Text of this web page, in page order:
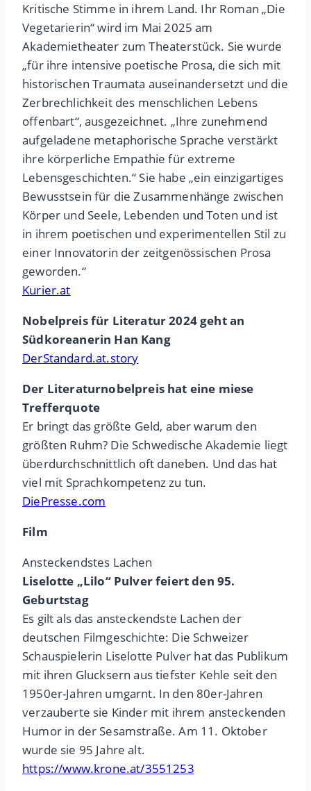
Kritische Stimme in ihrem Land. Ihr Roman „Die
Vegetarierin“ wird im Mai 2025 am
Akademietheater zum Theaterstück. Sie wurde
„für ihre intensive poetische Prosa, die sich mit
historischen Traumata auseinandersetzt und die
Zerbrechlichkeit des menschlichen Lebens
offenbart“, ausgezeichnet. „Ihre zunehmend
aufgeladene metaphorische Sprache verstärkt
ihre körperliche Empathie für extreme
Lebensgeschichten.“ Sie habe „ein einzigartiges
Bewusstsein für die Zusammenhänge zwischen
Körper und Seele, Lebenden und Toten und ist
in ihrem poetischen und experimentellen Stil zu
einer Innovatorin der zeitgenössischen Prosa
geworden.“
Kurier.at
Nobelpreis für Literatur 2024 geht an
Südkoreanerin Han Kang
DerStandard.at.story
Der Literaturnobelpreis hat eine miese
Trefferquote
Er bringt das größte Geld, aber warum den
größten Ruhm? Die Schwedische Akademie liegt
überdurchschnittlich oft daneben. Und das hat
viel mit Sprachkompetenz zu tun.
DiePresse.com
Film
Ansteckendstes Lachen
Liselotte „Lilo“ Pulver feiert den 95.
Geburtstag
Es gilt als das ansteckendste Lachen der
deutschen Filmgeschichte: Die Schweizer
Schauspielerin Liselotte Pulver hat das Publikum
mit ihren Glucksern aus tiefster Kehle seit den
1950er-Jahren umgarnt. In den 80er-Jahren
verzauberte sie Kinder mit ihrem ansteckenden
Humor in der Sesamstraße. Am 11. Oktober
wurde sie 95 Jahre alt.
https://www.krone.at/3551253